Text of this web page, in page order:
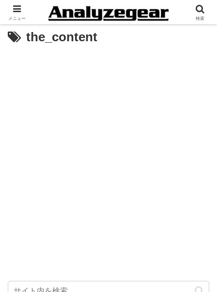
the_content
メニュー 検索